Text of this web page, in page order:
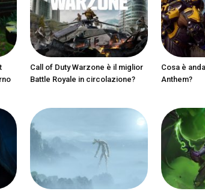
Call of Duty Warzone è il miglior
Battle Royale in circolazione?
Cosa è
Anthem?